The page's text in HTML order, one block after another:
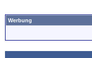
Werbung